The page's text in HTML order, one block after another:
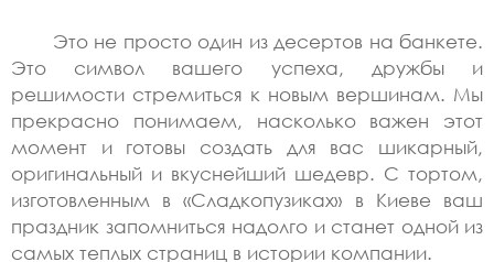
Это не просто один из десертов на банкете.
Это символ вашего успеха, дружбы и
решимости стремиться к новым вершинам. Мы
прекрасно понимаем, насколько важен этот
момент и готовы создать для вас шикарный,
оригинальный и вкуснейший шедевр. С тортом,
изготовленным в «Сладкопузиках» в Киеве ваш
праздник запомниться надолго и станет одной из
самых теплых страниц в истории компании.